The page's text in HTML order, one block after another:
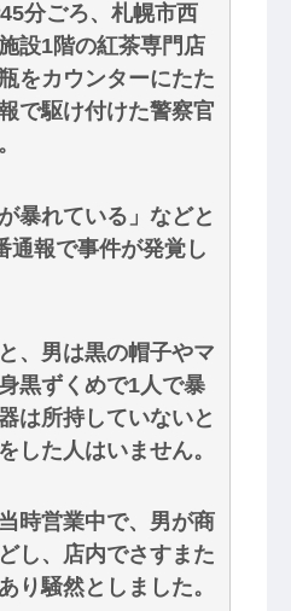
分ごろ、札幌市西
設1階の紅茶専門店
をカウンターにたた
で駆け付けた警察官
暴れている」などと
通報で事件が発覚し
、男は黒の帽子やマ
黒ずくめで1人で暴
は所持していないと
した人はいません。
時営業中で、男が商
し、店内でさすまた
り騒然としました。